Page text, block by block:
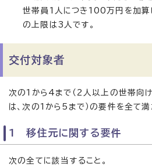
世帯員1人につき100万円を加算
の上限は3人です。
交付対象者
次の1から4まで（2人以上の世帯向
は、次の1から5まで）の要件を全て満
1 移住元に関する要件
次の全てに該当すること。